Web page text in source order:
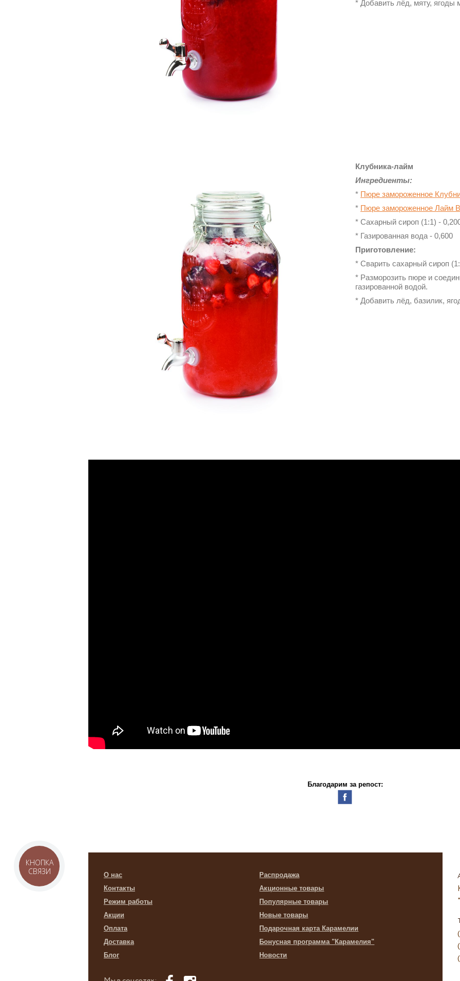
* Добавить лёд, мяту, ягоды
Клубника-лайм
Ингредиенты:
* Пюре замороженное
* Пюре замороженное Лайм
* Сахарный сироп (1:1) -
* Газированная вода - 0,600
Приготовление:
* Сварить сахарный сироп
* Разморозить пюре и
газированной водой.
* Добавить лёд, базилик,
Благодарим за репост:
О нас
Распродажа
Контакты
Акционные товары
Режим работы
Популярные товары
Акции
Новые товары
Оплата
Подарочная карта Карамелии
Доставка
Бонусная программа "Карамелия"
Блог
Новости
КНОПКА
СВЯЗИ